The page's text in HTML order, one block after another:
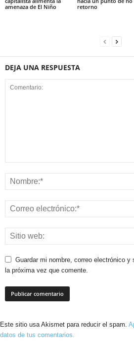
amenaza de El Niño
retorno
DEJA UNA RESPUESTA
Guardar mi nombre, correo electrónico y
la próxima vez que comente.
Este sitio usa Akismet para reducir el spam.
datos de tus comentarios.